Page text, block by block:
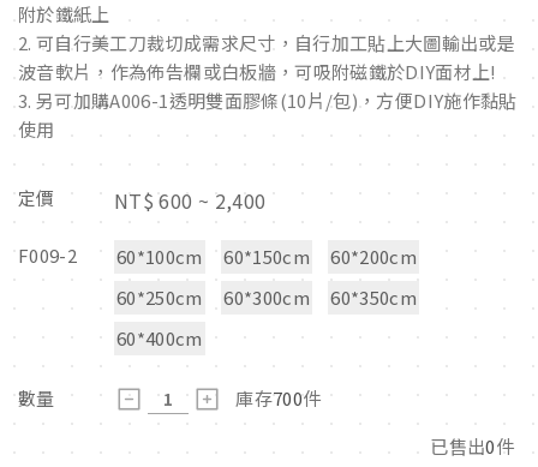
附於鐵紙上
2. 可自行美工刀裁切成需求尺寸，自行加工貼上大圖輸出或是
波音軟片，作為佈告欄或白板牆，可吸附磁鐵於DIY面材上!
3. 另可加購A006-1透明雙面膠條(10片/包)，方便DIY施作黏貼
使用
定價 NT$ 600 ~ 2,400
F009-2 60*100cm 60*150cm
60*200cm
60*250cm
60*300cm
60*350cm
60*400cm
數量 庫存700件
已售出0件